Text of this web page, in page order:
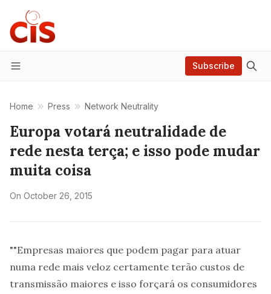
Menu
Subscribe
Home Press Network Neutrality
Europa votará neutralidade de
rede nesta terça; e isso pode mudar
muita coisa
On October 26, 2015
""Empresas maiores que podem pagar para atuar
numa rede mais veloz certamente terão custos de
transmissão maiores e isso forçará os consumidores